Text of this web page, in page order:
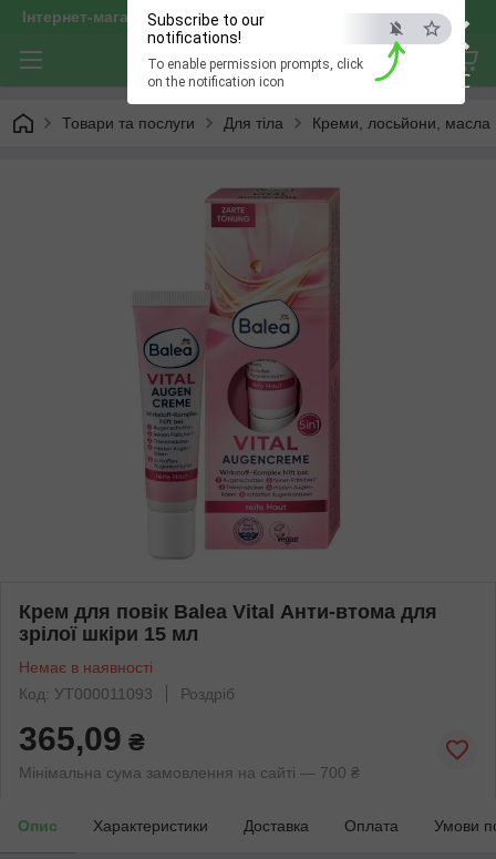
×
ESC
Subscribe to our
notifications!
To enable permission prompts, click
on the notification icon
Інтернет-магазин "optservis"
Товари та послуги Для тіла Креми, лосьйони, масла
Крем для повік Balea Vital Анти-втома для
зрілої шкіри 15 мл
Немає в наявності
Код: УТ000011093
Роздріб
365,09 ₴
Мінімальна сума замовлення на сайті — 700 ₴
Опис Характеристики Доставка Оплата Умови